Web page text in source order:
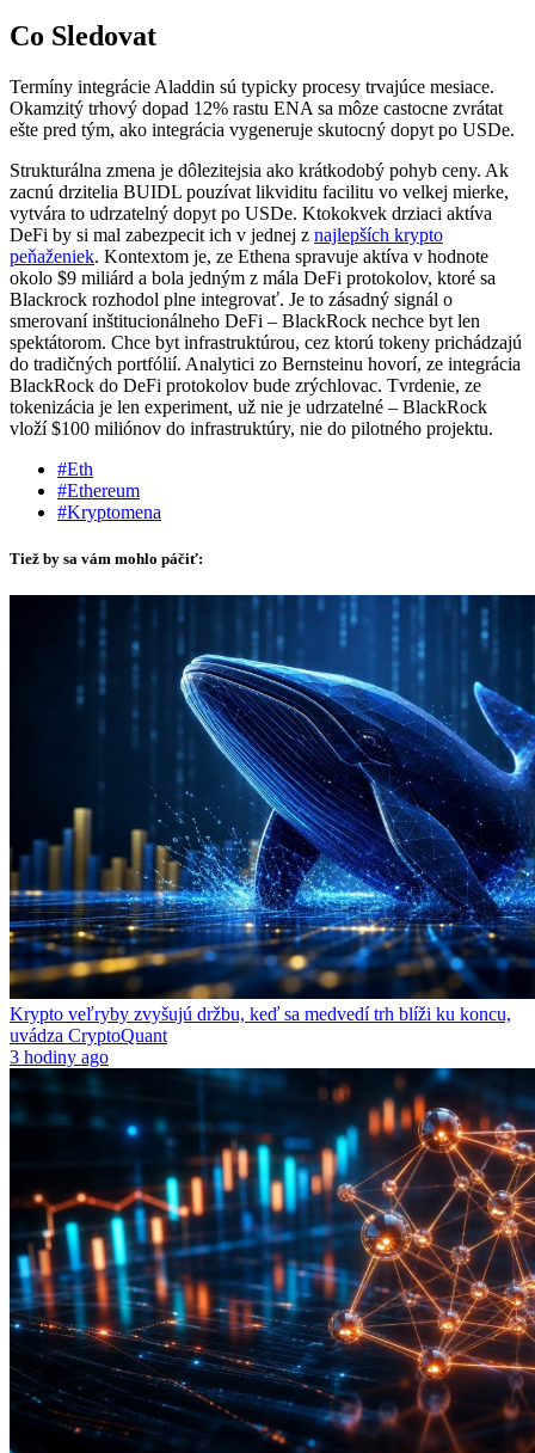
Co Sledovat
Termíny integrácie Aladdin sú typicky procesy trvajúce mesiace.
Okamzitý trhový dopad 12% rastu ENA sa môze castocne zvrátat
ešte pred tým, ako integrácia vygeneruje skutocný dopyt po USDe.
Strukturálna zmena je dôlezitejsia ako krátkodobý pohyb ceny. Ak
zacnú drzitelia BUIDL pouzívat likviditu facilitu vo velkej mierke,
vytvára to udrzatelný dopyt po USDe. Ktokokvek drziaci aktíva
DeFi by si mal zabezpecit ich v jednej z najlepších krypto
peňaženiek. Kontextom je, ze Ethena spravuje aktíva v hodnote
okolo $9 miliárd a bola jedným z mála DeFi protokolov, ktoré sa
Blackrock rozhodol plne integrovať. Je to zásadný signál o
smerovaní inštitucionálneho DeFi – BlackRock nechce byt len
spektátorom. Chce byt infrastruktúrou, cez ktorú tokeny prichádzajú
do tradičných portfólií. Analytici zo Bernsteinu hovorí, ze integrácia
BlackRock do DeFi protokolov bude zrýchlovac. Tvrdenie, ze
tokenizácia je len experiment, už nie je udrzatelné – BlackRock
vloží $100 miliónov do infrastruktúry, nie do pilotného projektu.
#Eth
#Ethereum
#Kryptomena
Tiež by sa vám mohlo páčiť:
Krypto veľryby zvyšujú držbu, keď sa medvedí trh blíži ku koncu,
uvádza CryptoQuant
3 hodiny ago